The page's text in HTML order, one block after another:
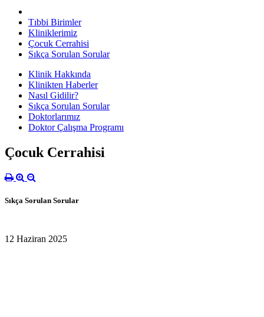
Tıbbi Birimler
Kliniklerimiz
Çocuk Cerrahisi
Sıkça Sorulan Sorular
Klinik Hakkında
Klinikten Haberler
Nasıl Gidilir?
Sıkça Sorulan Sorular
Doktorlarımız
Doktor Çalışma Programı
Çocuk Cerrahisi
Sıkça Sorulan Sorular
12 Haziran 2025